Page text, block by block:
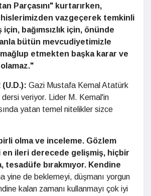
Parçasını" kurtarırken,
hislerimizden vazgeçerek temkinli
bağımsızlık için, önünde
bütün mevcudiyetimizle
etmekten başka karar ve
(U.D.): Gazi Mustafa Kemal Atatürk
dersi veriyor. Lider M. Kemal'in
yatan temel nitelikler sizce
olma ve inceleme. Gözlem
en ileri derecede gelişmiş, hiçbir
tesadüfe bırakmıyor. Kendine
yine de beklemeyi, düşmanı yorgun
kalan zamanı kullanmayı çok iyi